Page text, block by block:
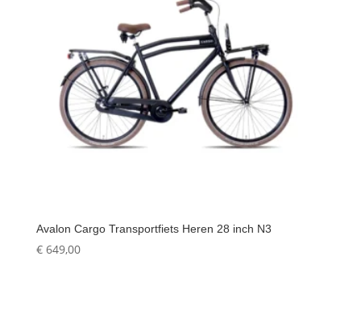
Avalon Cargo Transportfiets Heren 28 inch N3
€649,00